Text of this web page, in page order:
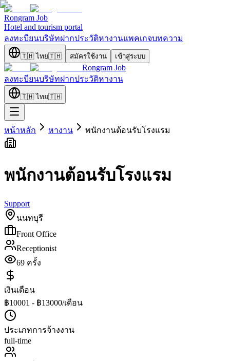
Rongram Job
Hotel and tourism portal
ลงทะบียนบริษัทฝากประวัติหางานแพคเกจบทความ
🇹🇭 ไทย🇹🇭 สมัครใช้งาน เข้าสู่ระบบ
Rongram Job
ลงทะบียนบริษัทฝากประวัติหางาน
🇹🇭 ไทย🇹🇭
หน้าหลัก หางาน พนักงานต้อนรับโรงแรม
พนักงานต้อนรับโรงแรม
Support
นนทบุรี
Front Office
Receptionist
69 ครั้ง
เงินเดือน
฿10001 - ฿13000/เดือน
ประเภทการจ้างงาน
full-time